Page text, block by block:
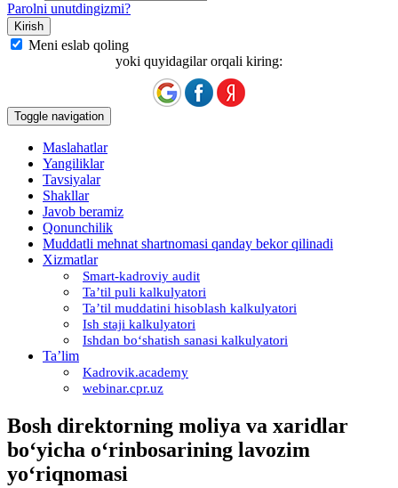
Parolni unutdingizmi?
Meni eslab qoling
yoki quyidagilar orqali kiring:
Toggle navigation
Maslahatlar
Yangiliklar
Tavsiyalar
Shakllar
Javob beramiz
Qonunchilik
Muddatli mehnat shartnomasi qanday bekor qilinadi
Xizmatlar
Smart-kadroviy audit
Ta’til puli kalkulyatori
Ta’til muddatini hisoblash kalkulyatori
Ish staji kalkulyatori
Ishdan boʻshatish sanasi kalkulyatori
Ta’lim
Kadrovik.academy
webinar.cpr.uz
Bosh direktorning moliya va хaridlar
boʻyicha oʻrinbosarining lavozim
yoʻriqnomasi